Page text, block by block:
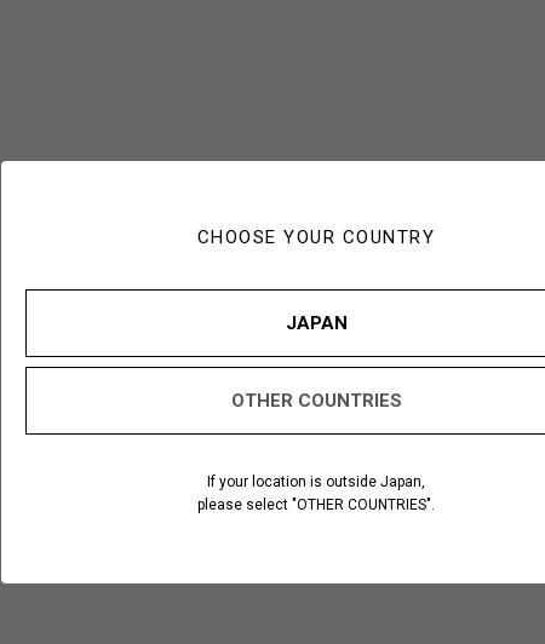
CHOOSE YOUR COUNTRY
JAPAN
OTHER COUNTRIES
If your location is outside Japan,
please select "OTHER COUNTRIES".